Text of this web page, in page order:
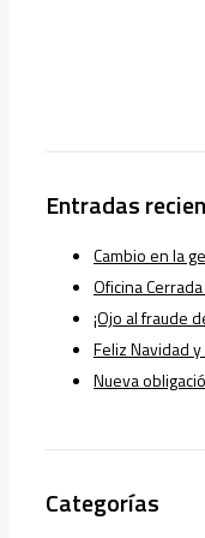
Entradas
Cambio en la
Oficina
¡Ojo al fraude
Feliz Navidad
Nueva
Categorías